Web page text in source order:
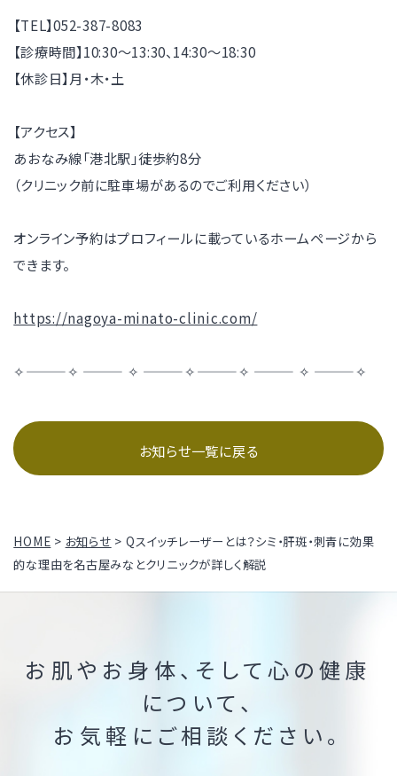
【TEL】052-387-8083
【診療時間】10:30～13:30、14:30～18:30
【休診日】月・木・土
【アクセス】
あおなみ線「港北駅」徒歩約8分
（クリニック前に駐車場があるのでご利用ください）
オンライン予約はプロフィールに載っているホームページから
できます。
https://nagoya-minato-clinic.com/
✧———✧ ——— ✧ ———✧———✧ ——— ✧ ———✧
お知らせ一覧に戻る
HOME > お知らせ > Qスイッチレーザーとは？シミ・肝斑・刺青に効果
的な理由を名古屋みなとクリニックが詳しく解説
お肌やお身体、そして心の健康
について、
お気軽にご相談ください。